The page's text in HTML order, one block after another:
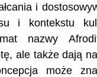
i
i kontekstu
nazwy
ale także dają
może